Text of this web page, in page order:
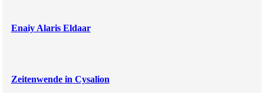
Enaiy Alaris Eldaar
Zeitenwende in Cysalion